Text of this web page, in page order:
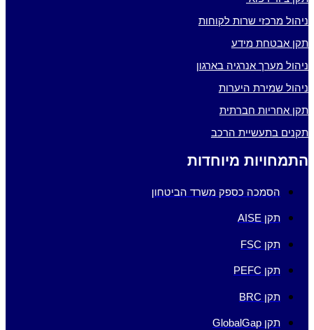
ניהול מרכזי שרות לקוחות
תקן אבטחת מידע
ניהול מערך אנרגיה בארגון
ניהול שמירת היערות
תקן אחריות חברתית
תקנים בתעשיית הרכב
התמחויות מיוחדות
הסמכה כספק משרד הביטחון
תקן AISE
תקן FSC
תקן PEFC
תקן BRC
תקן GlobalGap